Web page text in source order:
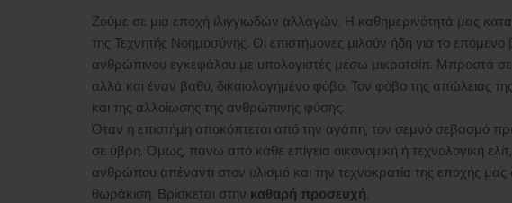
Ζούμε σε μια εποχή ιλιγγιωδών αλλαγών. Η καθημερινότητά μας
της Τεχνητής Νοημοσύνης. Οι επιστήμονες μιλούν ήδη για το επόμενο
ανθρώπινου εγκεφάλου με υπολογιστές μέσω μικροτσίπ. Μπροστά σε
αλλά και έναν βαθύ, δικαιολογημένο φόβο. Τον φόβο της απώλειας
και της αλλοίωσης της ανθρώπινης φύσης.
Όταν η επιστήμη αποκόπτεται από την αγάπη, τον σεμνό σεβασμό
σε ύβρη. Όμως, πάνω από κάθε επίγεια οικονομική ή τεχνολογική
ανθρώπου απέναντι στον υλισμό και την τεχνοκρατία της εποχής
θωράκιση. Βρίσκεται στην καθαρή προσευχή.